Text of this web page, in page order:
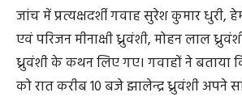
जांच में प्रत्यक्षदर्शी गवाह सुरेश कुमार धुरी,
एवं परिजन मीनाक्षी ध्रुवंशी, मोहन लाल
ध्रुवंशी के कथन लिए गए। गवाहों ने बताया
को रात करीब 10 बजे झालेन्द्र ध्रुवंशी अपने